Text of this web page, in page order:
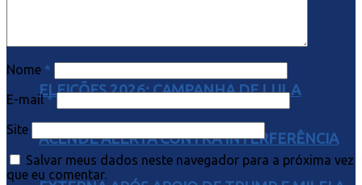
ELEIÇÕES 2026: CAMPANHA DE LULA
ACENDE ALERTA CONTRA INTERFERÊNCIA
Nome *
E-mail*
Site
Salvar meus dados neste navegador para a próxima vez
que eu comentar.